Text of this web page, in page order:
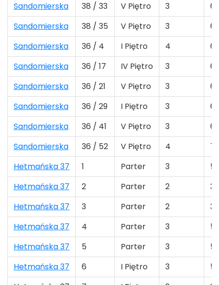
Sandomierska
38 / 33 V Piętro 3
Sandomierska
38 / 35 V Piętro 3
Sandomierska
36 / 4 I Piętro 4
Sandomierska
36 / 17 IV Piętro 3
Sandomierska
36 / 21 V Piętro 3
Sandomierska
36 / 29 I Piętro 3
Sandomierska
36 / 41 V Piętro 3
Sandomierska
36 / 52 V Piętro 4
Hetmańska 37
1 Parter 3
Hetmańska 37
2 Parter 2
Hetmańska 37
3 Parter 2
Hetmańska 37
4 Parter 3
Hetmańska 37
5 Parter 3
Hetmańska 37
6 I Piętro 3